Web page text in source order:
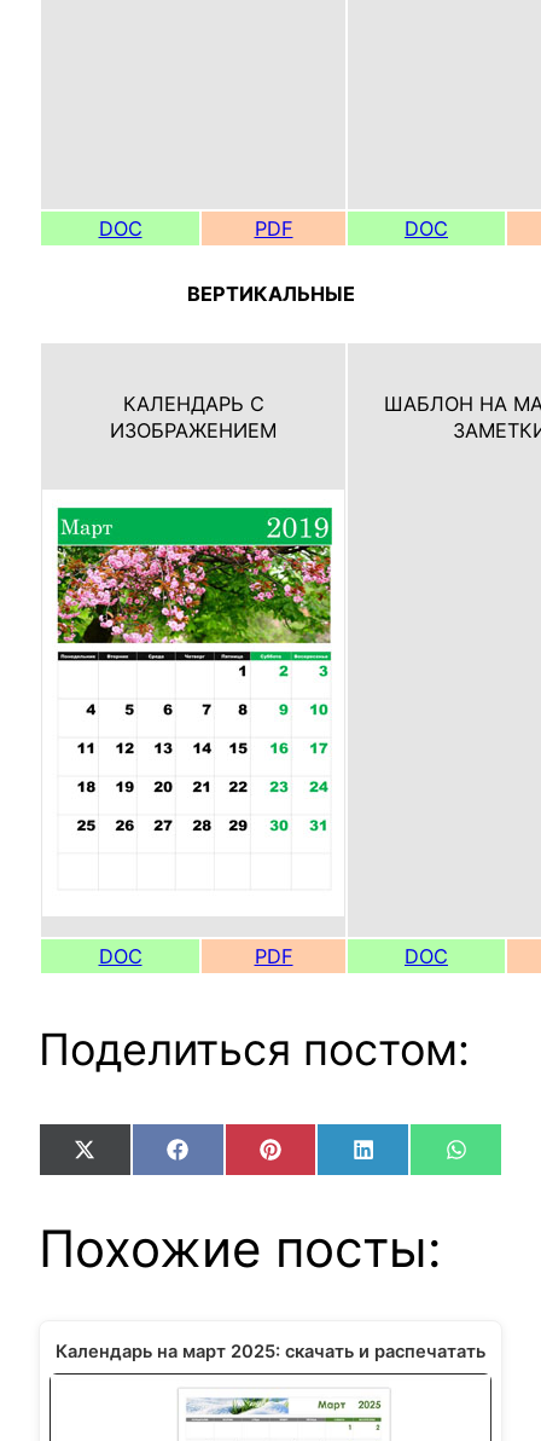
DOC PDF DOC
ВЕРТИКАЛЬНЫЕ
КАЛЕНДАРЬ С
ИЗОБРАЖЕНИЕМ
ШАБЛОН НА
DOC PDF DOC
Поделиться постом:
Share
on
X
(Twitter)
Share
on
FacebookShare
on
Pinterest Share
on
LinkedIn Share
on
Похожие посты:
Календарь на март 2025: скачать и распечатать